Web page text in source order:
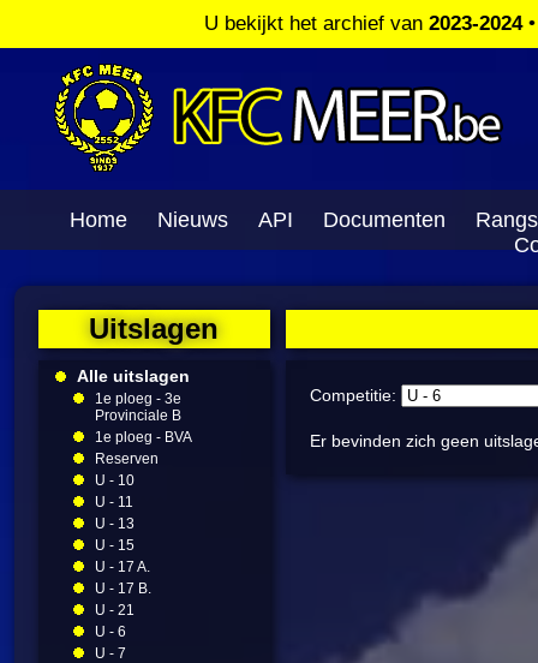
U bekijkt het archief van 2023-2024
Home Nieuws API Documenten
Uitslagen
Alle uitslagen
1e ploeg - 3e
Provinciale B
1e ploeg - BVA
Reserven
U - 10
U - 11
U - 13
U - 15
U - 17 A.
U - 17 B.
U - 21
U - 6
U - 7
Competitie:
Er bevinden zich geen